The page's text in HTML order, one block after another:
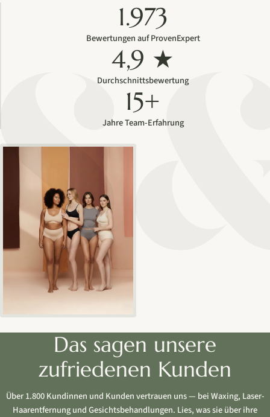
1.973
Bewertungen auf ProvenExpert
4,9 ★
Durchschnittsbewertung
15+
Jahre Team-Erfahrung
Das sagen unsere
zufriedenen Kunden
Über 1.800 Kundinnen und Kunden vertrauen uns — bei Waxing, Laser-
Haarentfernung und Gesichtsbehandlungen. Lies, was sie über ihre